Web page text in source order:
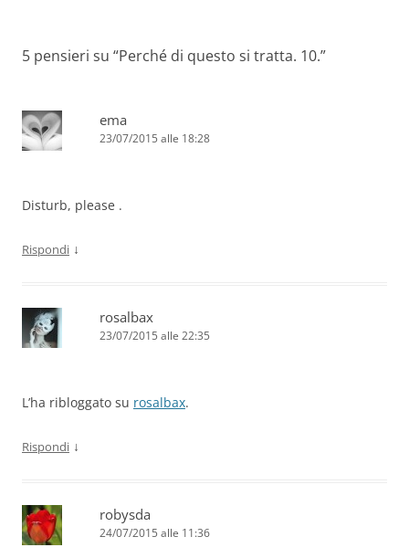
5 pensieri su “Perché di questo si tratta. 10.”
ema
23/07/2015 alle 18:28
Disturb, please .
Rispondi ↓
rosalbax
23/07/2015 alle 22:35
L’ha ribloggato su rosalbax.
Rispondi ↓
robysda
24/07/2015 alle 11:36